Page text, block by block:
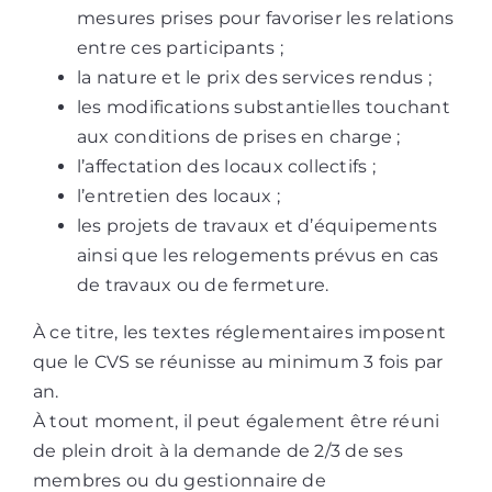
mesures prises pour favoriser les relations
entre ces participants ;
la nature et le prix des services rendus ;
les modifications substantielles touchant
aux conditions de prises en charge ;
l’affectation des locaux collectifs ;
l’entretien des locaux ;
les projets de travaux et d’équipements
ainsi que les relogements prévus en cas
de travaux ou de fermeture.
À ce titre, les textes réglementaires imposent
que le CVS se réunisse au minimum 3 fois par
an.
À tout moment, il peut également être réuni
de plein droit à la demande de 2/3 de ses
membres ou du gestionnaire de